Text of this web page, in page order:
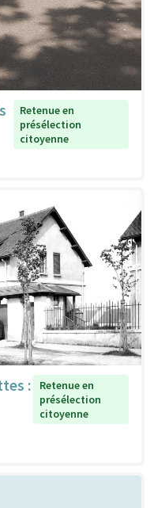
Retenue en
présélection
citoyenne
:
Retenue en
présélection
citoyenne